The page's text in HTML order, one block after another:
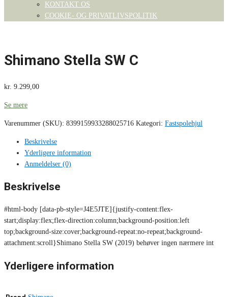
KONTAKT OS
COOKIE- OG PRIVATLIVSPOLITIK
Shimano Stella SW C
kr. 9.299,00
Se mere
Varenummer (SKU): 8399159933288025716 Kategori: Fastspolehjul
Beskrivelse
Yderligere information
Anmeldelser (0)
Beskrivelse
#html-body [data-pb-style=J4E5JTE]{justify-content:flex-
start;display:flex;flex-direction:column;background-position:left
top;background-size:cover;background-repeat:no-repeat;background-
attachment:scroll}Shimano Stella SW (2019) behøver ingen nærmere int
Yderligere information